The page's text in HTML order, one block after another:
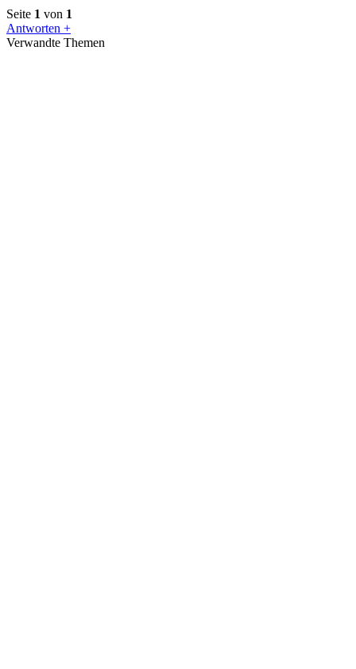
Seite 1 von 1
Antworten +
Verwandte Themen